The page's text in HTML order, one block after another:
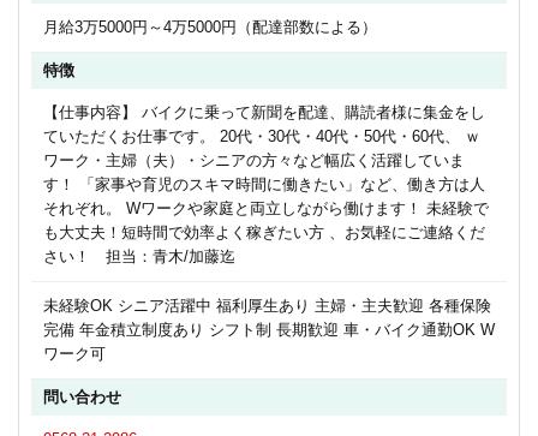
月給3万5000円～4万5000円（配達部数による）
特徴
【仕事内容】 バイクに乗って新聞を配達、購読者様に集金をし
ていただくお仕事です。 20代・30代・40代・50代・60代、 ｗ
ワーク・主婦（夫）・シニアの方々など幅広く活躍していま
す！ 「家事や育児のスキマ時間に働きたい」など、働き方は人
それぞれ。 Wワークや家庭と両立しながら働けます！ 未経験で
も大丈夫！短時間で効率よく稼ぎたい方 、お気軽にご連絡くだ
さい！ 担当：青木/加藤迄
未経験OK シニア活躍中 福利厚生あり 主婦・主夫歓迎 各種保険
完備 年金積立制度あり シフト制 長期歓迎 車・バイク通勤OK W
ワーク可
問い合わせ